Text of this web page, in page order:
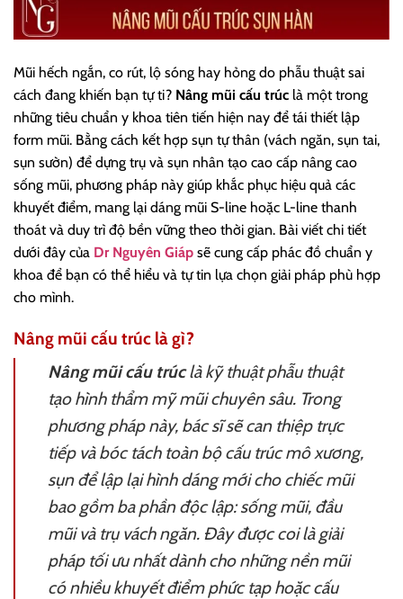
Mũi hếch ngắn, co rút, lộ sóng hay hỏng do phẫu thuật sai
cách đang khiến bạn tự ti? Nâng mũi cấu trúc là một trong
những tiêu chuẩn y khoa tiên tiến hiện nay để tái thiết lập
form mũi. Bằng cách kết hợp sụn tự thân (vách ngăn, sụn tai,
sụn sườn) để dựng trụ và sụn nhân tạo cao cấp nâng cao
sống mũi, phương pháp này giúp khắc phục hiệu quả các
khuyết điểm, mang lại dáng mũi S-line hoặc L-line thanh
thoát và duy trì độ bền vững theo thời gian. Bài viết chi tiết
dưới đây của Dr Nguyên Giáp sẽ cung cấp phác đồ chuẩn y
khoa để bạn có thể hiểu và tự tin lựa chọn giải pháp phù hợp
cho mình.
Nâng mũi cấu trúc là gì?
Nâng mũi cấu trúclà kỹ thuật phẫu thuật
tạo hình thẩm mỹ mũi chuyên sâu. Trong
phương pháp này, bác sĩ sẽ can thiệp trực
tiếp và bóc tách toàn bộ cấu trúc mô xương,
sụn để lập lại hình dáng mới cho chiếc mũi
bao gồm ba phần độc lập: sống mũi, đầu
mũi và trụ vách ngăn. Đây được coi là giải
pháp tối ưu nhất dành cho những nền mũi
có nhiều khuyết điểm phức tạp hoặc cấu